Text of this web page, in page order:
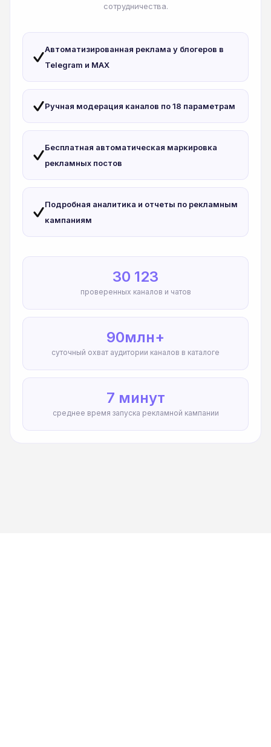
сотрудничества.
Автоматизированная реклама у блогеров в
Telegram и MAX
Ручная модерация каналов по 18 параметрам
Бесплатная автоматическая маркировка
рекламных постов
Подробная аналитика и отчеты по рекламным
кампаниям
30 123
проверенных каналов и чатов
90млн+
суточный охват аудитории каналов в каталоге
7 минут
среднее время запуска рекламной кампании